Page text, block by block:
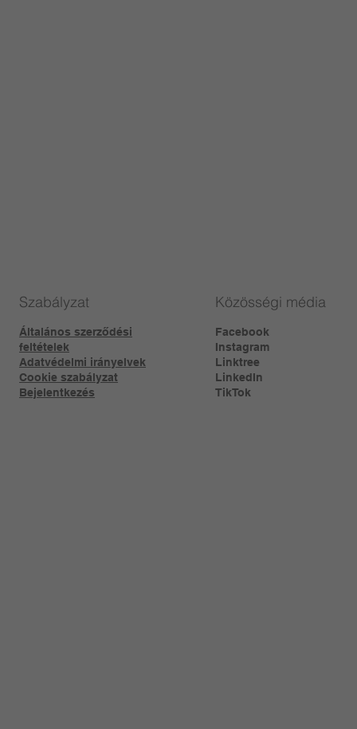
Szabályzat
Általános szerződési
feltételek
Adatvédelmi irányelvek
Cookie szabályzat
Bejelentkezés
Közösségi média
Facebook
Instagram
Linktree​
LinkedIn
TikTok